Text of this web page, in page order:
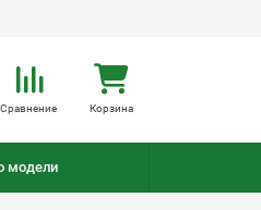
Сравнение Корзина
модели